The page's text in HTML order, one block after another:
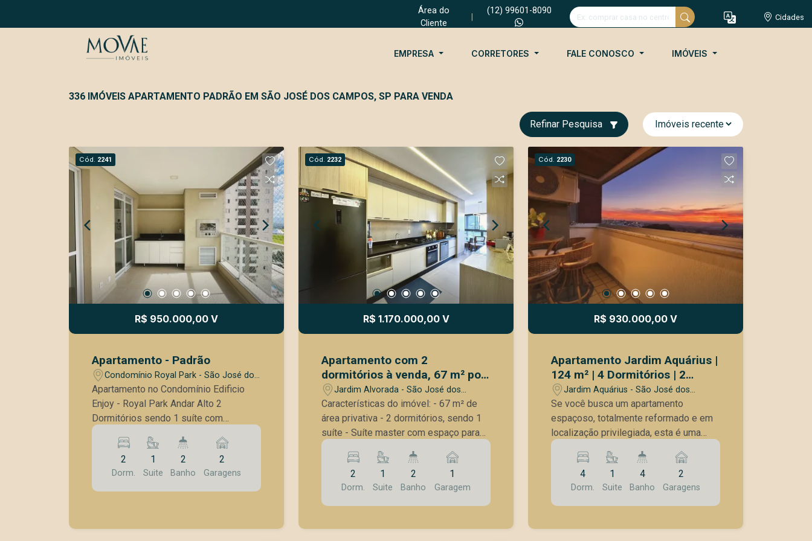
Área do
Cliente
(12) 99601-8090
Cidades
EMPRESA CORRETORES FALE CONOSCO IMÓVEIS
336 IMÓVEIS APARTAMENTO PADRÃO EM SÃO JOSÉ DOS CAMPOS, SP PARA VENDA
Refinar Pesquisa
Cód. 2241
R$ 950.000,00 V
Apartamento - Padrão
Condomínio Royal Park - São José dos
Campos/SP
Apartamento no Condomínio Edificio
Enjoy - Royal Park Andar Alto 2
Dormitórios sendo 1 suíte com
armários planejados 1 Banheiro Social
com gabinete e Box Cozinha americana
com armários planejados Varanda
gourmet com churrasqueira e
fechamento em tela Varanda técnica
2
Dorm.
1
Suite
2
Banho
2
Garagens
Cód. 2232
R$ 1.170.000,00 V
Apartamento com 2
dormitórios à venda, 67 m² por
R$ 1.170.000,00 - Jardim
Aquarius - São José dos
Campos/SP
Jardim Alvorada - São José dos
Campos/SP
Características do imóvel: - 67 m² de
área privativa - 2 dormitórios, sendo 1
suíte - Suíte master com espaço para
home office, ideal para quem trabalha
ou estuda em casa - Banheiro social
com box Blindex e armário planejado -
Sala de estar e jantar integradas -
Varanda gourmet integrada - Móveis
2
Dorm.
1
Suite
2
Banho
1
Garagem
Cód. 2230
R$ 930.000,00 V
Apartamento Jardim Aquárius |
124 m² | 4 Dormitórios | 2
Vagas Paralelas | Pronto para
Morar
Jardim Aquárius - São José dos
Campos/SP
Se você busca um apartamento
espaçoso, totalmente reformado e em
localização privilegiada, esta é uma
excelente oportunidade. Ao lado do
Tauste e próximo a escolas, farmácias,
comércios e serviços, este imóvel
reúne conforto, segurança e praticidade
para toda a família. Diferenciais do
4
Dorm.
1
Suite
4
Banho
2
Garagens